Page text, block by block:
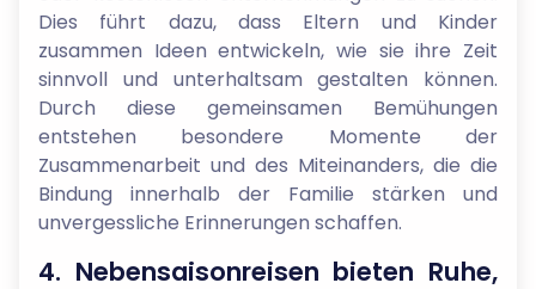
Dies führt dazu, dass Eltern und Kinder
zusammen Ideen entwickeln, wie sie ihre Zeit
sinnvoll und unterhaltsam gestalten können.
Durch diese gemeinsamen Bemühungen
entstehen besondere Momente der
Zusammenarbeit und des Miteinanders, die die
Bindung innerhalb der Familie stärken und
unvergessliche Erinnerungen schaffen.
4. Nebensaisonreisen bieten Ruhe,